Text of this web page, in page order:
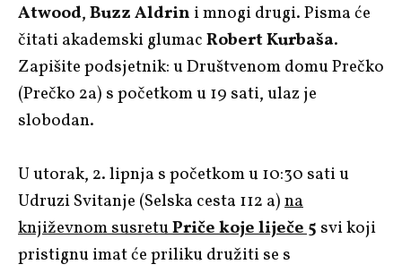
Atwood,Buzz Aldrin i mnogi drugi. Pisma će
čitati akademski glumacRobert Kurbaša.
Zapišite podsjetnik: u Društvenom domu Prečko
(Prečko 2a) s početkom u 19 sati, ulaz je
slobodan.
U utorak, 2. lipnja s početkom u 10:30 sati u
Udruzi Svitanje (Selska cesta 112 a)na
književnom susretuPriče koje liječe 5 svi koji
pristignu imat će priliku družiti se s